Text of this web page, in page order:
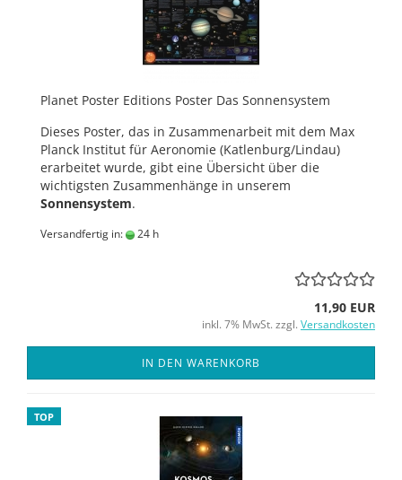
Planet Poster Editions Poster Das Sonnensystem
Dieses Poster, das in Zusammenarbeit mit dem Max
Planck Institut für Aeronomie (Katlenburg/Lindau)
erarbeitet wurde, gibt eine Übersicht über die
wichtigsten Zusammenhänge in unserem
Sonnensystem.
Versandfertig in: 24 h
11,90 EUR
inkl. 7% MwSt. zzgl. Versandkosten
IN DEN WARENKORB
TOP